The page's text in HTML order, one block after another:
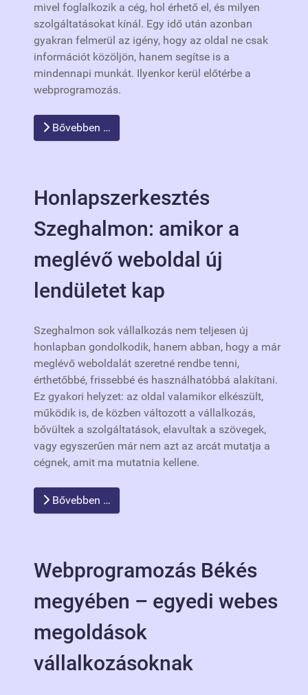
mivel foglalkozik a cég, hol érhető el, és milyen
szolgáltatásokat kínál. Egy idő után azonban
gyakran felmerül az igény, hogy az oldal ne csak
információt közöljön, hanem segítse is a
mindennapi munkát. Ilyenkor kerül előtérbe a
webprogramozás.
Bővebben …
Honlapszerkesztés
Szeghalmon: amikor a
meglévő weboldal új
lendületet kap
Szeghalmon sok vállalkozás nem teljesen új
honlapban gondolkodik, hanem abban, hogy a már
meglévő weboldalát szeretné rendbe tenni,
érthetőbbé, frissebbé és használhatóbbá alakítani.
Ez gyakori helyzet: az oldal valamikor elkészült,
működik is, de közben változott a vállalkozás,
bővültek a szolgáltatások, elavultak a szövegek,
vagy egyszerűen már nem azt az arcát mutatja a
cégnek, amit ma mutatnia kellene.
Bővebben …
Webprogramozás Békés
megyében – egyedi webes
megoldások
vállalkozásoknak